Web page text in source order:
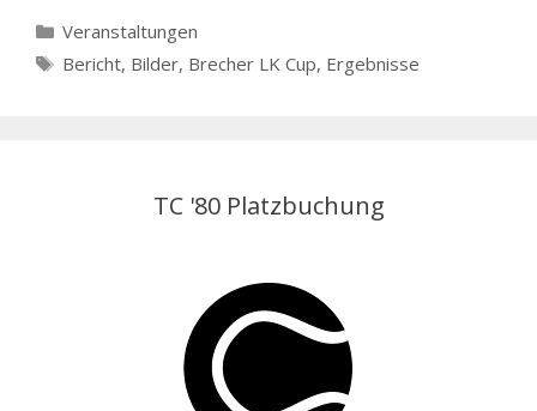
Kategorien
Veranstaltungen
Schlagwörter
Bericht, Bilder, Brecher LK Cup, Ergebnisse
TC '80 Platzbuchung